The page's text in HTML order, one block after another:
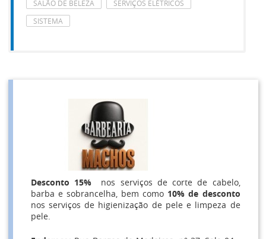
SALÃO DE BELEZA
SERVIÇOS ELÉTRICOS
SISTEMA
Desconto 15% nos serviços de corte de cabelo,
barba e sobrancelha, bem como 10% de desconto
nos serviços de higienização de pele e limpeza de
pele.